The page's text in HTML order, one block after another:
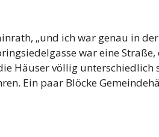
„und ich war genau in
war eine Straße,
Häuser völlig unterschiedlich
Ein paar Blöcke